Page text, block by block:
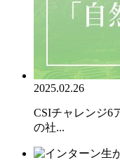
2025.02.26
CSIチャレンジ6
の社...